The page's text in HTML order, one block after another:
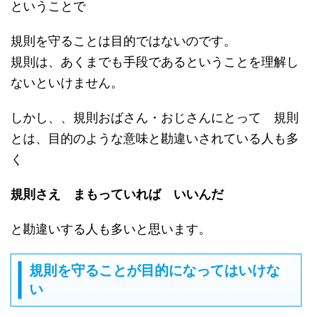
ということで
規則を守ることは目的ではないのです。
規則は、あくまでも手段であるということを理解し
ないといけません。
しかし、、規則おばさん・おじさんにとって 規則
とは、目的のような意味と勘違いされている人も多
く
規則さえ まもっていれば いいんだ
と勘違いする人も多いと思います。
規則を守ることが目的になってはいけな
い